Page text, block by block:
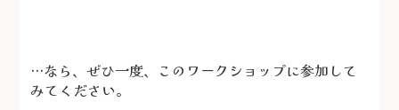
…なら、ぜひ一度、このワークショップに参加して
みてください。